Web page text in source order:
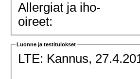
Allergiat ja iho-
oireet:
Luonne ja testitulokset
LTE: Kannus,